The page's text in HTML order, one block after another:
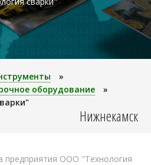
»
оборудование
»
Нижнекамск
предприятия ООО "Технология